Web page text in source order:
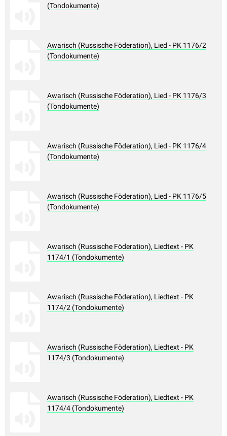
(Tondokumente)
Awarisch (Russische Föderation), Lied - PK 1176/2
(Tondokumente)
Awarisch (Russische Föderation), Lied - PK 1176/3
(Tondokumente)
Awarisch (Russische Föderation), Lied - PK 1176/4
(Tondokumente)
Awarisch (Russische Föderation), Lied - PK 1176/5
(Tondokumente)
Awarisch (Russische Föderation), Liedtext - PK
1174/1 (Tondokumente)
Awarisch (Russische Föderation), Liedtext - PK
1174/2 (Tondokumente)
Awarisch (Russische Föderation), Liedtext - PK
1174/3 (Tondokumente)
Awarisch (Russische Föderation), Liedtext - PK
1174/4 (Tondokumente)